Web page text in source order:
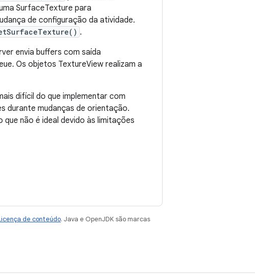
SurfaceTexture para
de configuração da atividade.
.
envia buffers com saída
Os objetos TextureView realizam a
difícil do que implementar com
durante mudanças de orientação.
que não é ideal devido às limitações
de conteúdo. Java e OpenJDK são marcas